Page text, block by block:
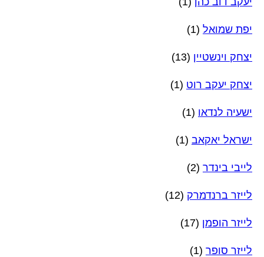
יפת שמואל (1)
יצחק וינשטיין (13)
יצחק יעקב רוט (1)
ישעיה לנדאו (1)
ישראל יאקאב (1)
לייבי בינדר (2)
לייזר ברנדמרק (12)
לייזר הופמן (17)
לייזר סופר (1)